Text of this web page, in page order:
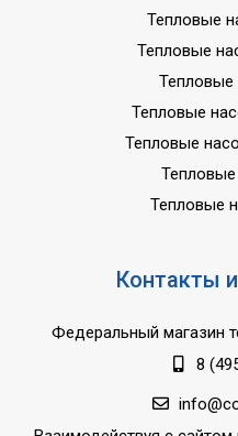
Тепловые
Тепловые
Тепловые
Тепловые
Тепловые
Тепловые
Контакты
Федеральный магазин
8